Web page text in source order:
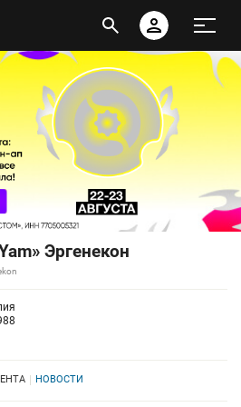
Эргенекон
НОВОСТИ